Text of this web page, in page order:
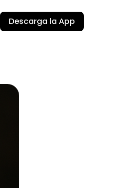
Descarga la App